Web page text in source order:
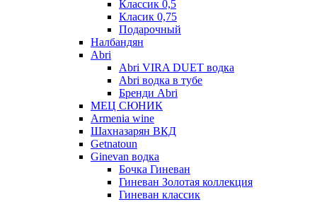
Классик 0,5
Класик 0,75
Подарочный
Налбандян
Abri
Abri VIRA DUET водка
Abri водка в тубе
Бренди Abri
МЕЦ СЮНИК
Armenia wine
Шахназарян ВКД
Getnatoun
Ginevan водка
Бочка Гиневан
Гиневан Золотая коллекция
Гиневан классик